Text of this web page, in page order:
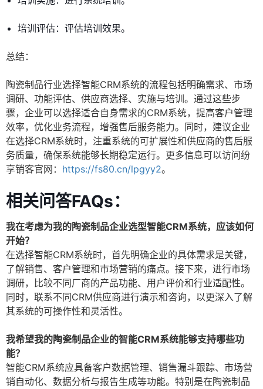
培训评估：评估培训效果。
总结：
陶瓷制品行业选择智能CRM系统的流程包括明确需求、市场
调研、功能评估、供应商选择、实施与培训。通过这些步
骤，企业可以选择适合自身需求的CRM系统，提高客户管理
效率，优化业务流程，增强售后服务能力。同时，建议企业
在选择CRM系统时，注重系统的可扩展性和供应商的售后服
务质量，确保系统能够长期稳定运行。更多信息可以访问纷
享销客官网： https://fs80.cn/lpgyy2。
相关问答FAQs：
我在考虑为我的陶瓷制品企业选型智能CRM系统，应该如何
开始？
在选择智能CRM系统时，首先明确企业的具体需求是关键，
了解销售、客户管理和市场营销的痛点。接下来，进行市场
调研，比较不同厂商的产品功能、用户评价和行业适配性。
同时，联系不同CRM供应商进行演示和咨询，以更深入了解
其系统的可操作性和灵活性。
我希望我的陶瓷制品企业的智能CRM系统能够支持哪些功
能？
智能CRM系统应具备客户数据管理、销售漏斗跟踪、市场营
销自动化、数据分析与报告生成等功能。特别是在陶瓷制品